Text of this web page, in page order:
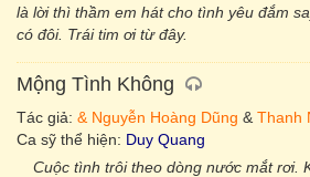
là lời thì thầm em hát cho tình yêu đắm
có đôi. Trái tim ơi từ đây.
Mộng Tình Không
Tác giả: & Nguyễn Hoàng Dũng & Thanh
Ca sỹ thể hiện: Duy Quang
Cuộc tình trôi theo dòng nước mắt rơi.